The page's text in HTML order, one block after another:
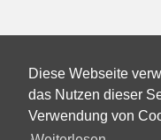
Diese Webseite
das Nutzen dieser
Verwendung von